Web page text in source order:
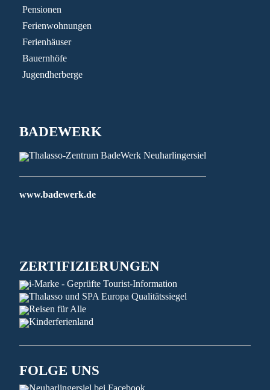
Pensionen
Ferienwohnungen
Ferienhäuser
Bauernhöfe
Jugendherberge
BADEWERK
www.badewerk.de
ZERTIFIZIERUNGEN
FOLGE UNS